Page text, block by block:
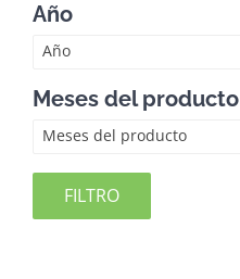
Año
Año
Meses del producto
Meses del producto
FILTRO